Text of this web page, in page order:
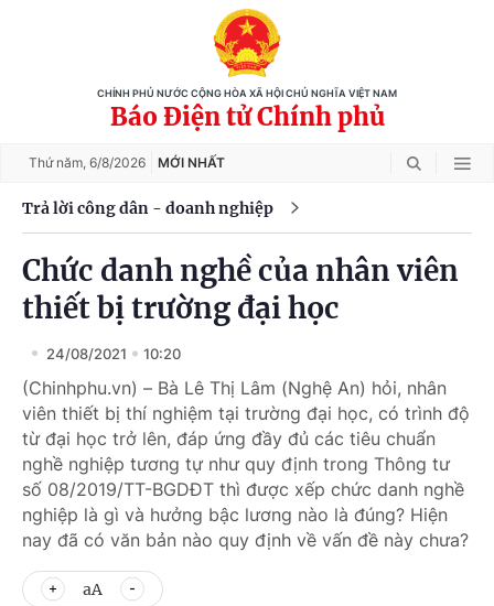
CHÍNH PHỦ NƯỚC CỘNG HÒA XÃ HỘI CHỦ NGHĨA VIỆT NAM
Báo Điện tử Chính phủ
Thứ năm, 6/8/2026 MỚI NHẤT
Trả lời công dân - doanh nghiệp
Chức danh nghề của nhân viên
thiết bị trường đại học
24/08/2021 10:20
(Chinhphu.vn) – Bà Lê Thị Lâm (Nghệ An) hỏi, nhân
viên thiết bị thí nghiệm tại trường đại học, có trình độ
từ đại học trở lên, đáp ứng đầy đủ các tiêu chuẩn
nghề nghiệp tương tự như quy định trong Thông tư
số 08/2019/TT-BGDĐT thì được xếp chức danh nghề
nghiệp là gì và hưởng bậc lương nào là đúng? Hiện
nay đã có văn bản nào quy định về vấn đề này chưa?
aA